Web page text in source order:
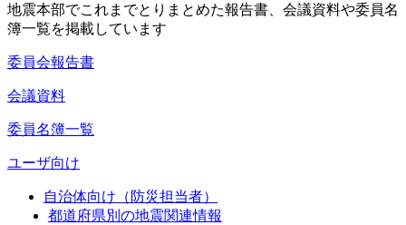
地震本部でこれまでとりまとめた報告書、会議資料や委員名
簿一覧を掲載しています
委員会報告書
会議資料
委員名簿一覧
ユーザ向け
自治体向け（防災担当者）
都道府県別の地震関連情報